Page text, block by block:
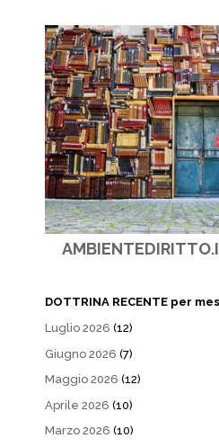
DOTTRINA RECENTE per
Luglio 2026 (12)
Giugno 2026 (7)
Maggio 2026 (12)
Aprile 2026 (10)
Marzo 2026 (10)